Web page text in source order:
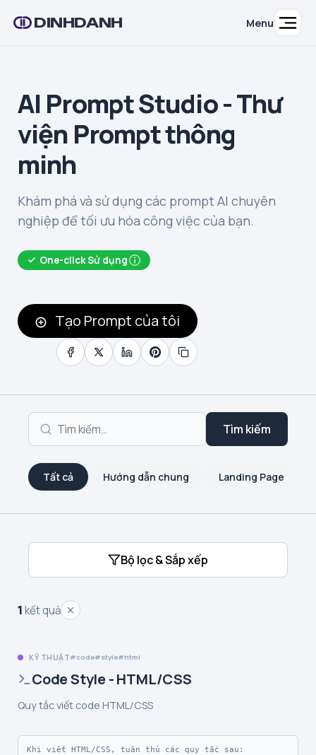
DINHDANH Menu
AI Prompt Studio - Thư
viện Prompt thông
minh
Khám phá và sử dụng các prompt AI chuyên
nghiệp để tối ưu hóa công việc của bạn.
One-click Sử dụng
Tạo Prompt của tôi
Tìm kiếm
Tất cả Hướng dẫn chung Landing Page
Bộ lọc & Sắp xếp
1kết quả
KỸ THUẬT code style html
Code Style - HTML/CSS
Quy tắc viết code HTML/CSS
Khi viết HTML/CSS, tuân thủ các quy tắc sau: